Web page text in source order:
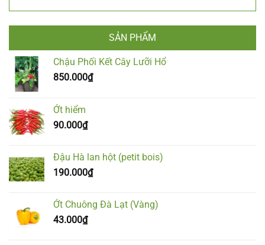
SẢN PHẨM
Chậu Phối Kết Cây Lưỡi Hổ
850.000₫
Ớt hiểm
90.000₫
Đậu Hà lan hột (petit bois)
190.000₫
Ớt Chuông Đà Lạt (Vàng)
43.000₫